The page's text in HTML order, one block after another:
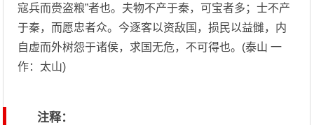
寇兵而赍盗粮”者也。夫物不产于秦，可宝者多；士不产
于秦，而愿忠者众。今逐客以资敌国，损民以益雠，内
自虚而外树怨于诸侯，求国无危，不可得也。(泰山 一
作：太山)
注释：